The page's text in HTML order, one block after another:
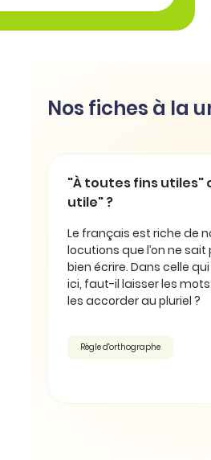
Nos fiches à la
"À toutes fins utiles"
utile" ?
Le français est riche de
locutions que l’on ne
bien écrire. Dans celle
ici, faut-il laisser les
les accorder au pluriel ?
Règle d'orthographe